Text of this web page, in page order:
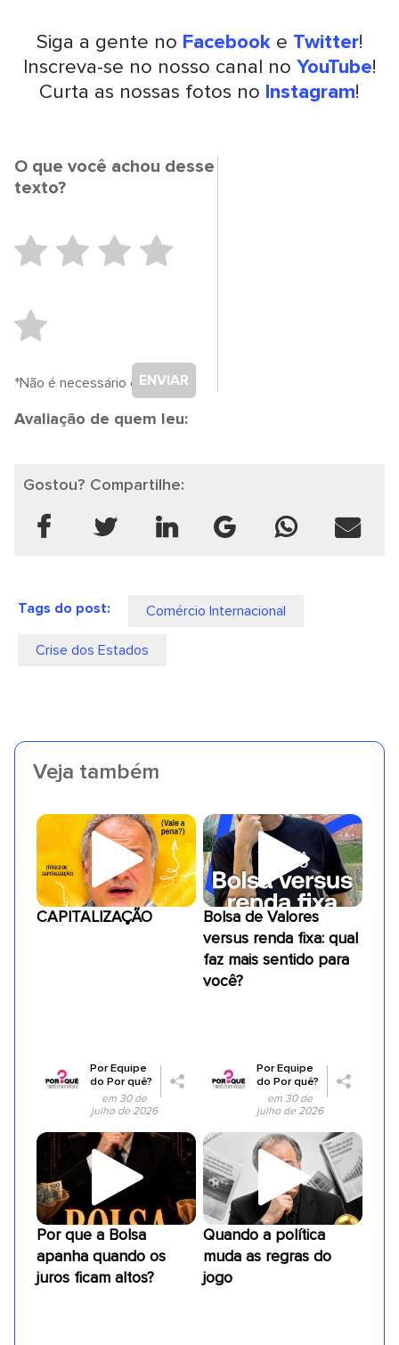
Siga a gente no Facebooke Twitter!
Inscreva-se no nosso canal no YouTube!
Curta as nossas fotos no Instagram!
O que você achou desse
texto?
ENVIAR
*Não é necessário cadastro.
Avaliação de quem leu:
Gostou? Compartilhe:
Tags do post: Comércio Internacional
Crise dos Estados
Veja também
CAPITALIZAÇÃO
PorEquipe
do Por quê?
em 30 de
julho de 2026
Bolsa de Valores
versus renda fixa: qual
faz mais sentido para
você?
PorEquipe
do Por quê?
em 30 de
julho de 2026
Por que a Bolsa
apanha quando os
juros ficam altos?
Quando a política
muda as regras do
jogo